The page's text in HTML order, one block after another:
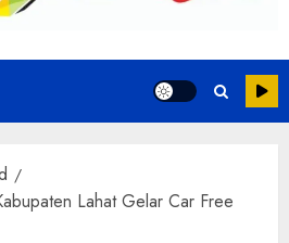
Lahat Gelar Car Free